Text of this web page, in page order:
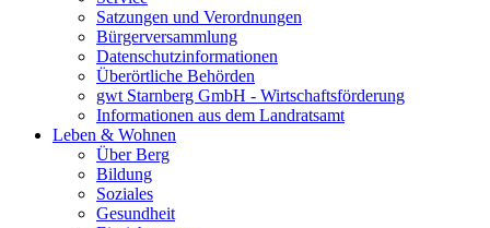
Satzungen und Verordnungen
Bürgerversammlung
Datenschutzinformationen
Überörtliche Behörden
gwt Starnberg GmbH - Wirtschaftsförderung
Informationen aus dem Landratsamt
Leben & Wohnen
Über Berg
Bildung
Soziales
Gesundheit